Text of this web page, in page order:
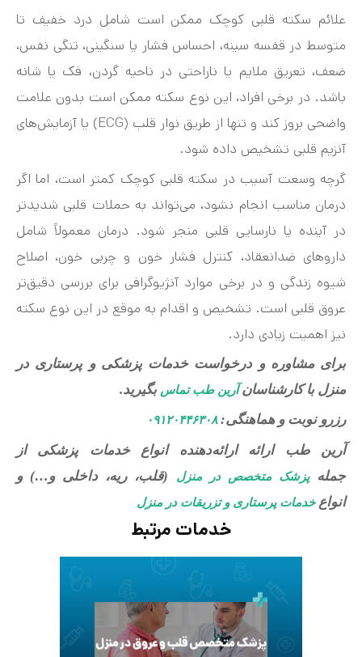
علائم سکته قلبی کوچک ممکن است شامل درد خفیف تا
متوسط در قفسه سینه، احساس فشار یا سنگینی، تنگی نفس،
ضعف، تعریق ملایم یا ناراحتی در ناحیه گردن، فک یا شانه
باشد. در برخی افراد، این نوع سکته ممکن است بدون علامت
واضحی بروز کند و تنها از طریق نوار قلب (ECG) یا آزمایش‌های
آنزیم قلبی تشخیص داده شود.
گرچه وسعت آسیب در سکته قلبی کوچک کمتر است، اما اگر
درمان مناسب انجام نشود، می‌تواند به حملات قلبی شدیدتر
در آینده یا نارسایی قلبی منجر شود. درمان معمولاً شامل
داروهای ضدانعقاد، کنترل فشار خون و چربی خون، اصلاح
شیوه زندگی و در برخی موارد آنژیوگرافی برای بررسی دقیق‌تر
عروق قلبی است. تشخیص و اقدام به موقع در این نوع سکته
نیز اهمیت زیادی دارد.
برای مشاوره و درخواست خدمات پزشکی و پرستاری در
منزل با کارشناسانآرین طب تماس بگیرید.
رزرو نوبت و هماهنگی:۰۹۱۲۰۴۴۶۳۰۸
آرین طب ارائه ارائه‌دهنده انواع خدمات پزشکی از
جملهپزشک متخصص در منزل
(قلب، ریه، داخلی و…) و
انواعخدمات پرستاری و تزریقات در منزل
خدمات مرتبط